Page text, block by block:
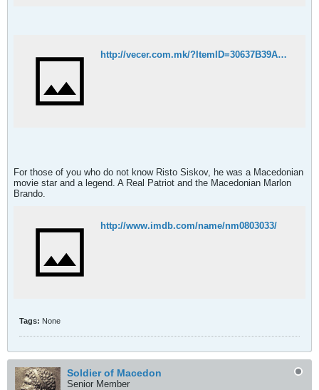
http://vecer.com.mk/?ItemID=30637B39A31B3F4FB3BD0C192CF05971
For those of you who do not know Risto Siskov, he was a Macedonian
movie star and a legend. A Real Patriot and the Macedonian Marlon
Brando.
http://www.imdb.com/name/nm0803033/
Tags: None
Soldier of Macedon
Senior Member